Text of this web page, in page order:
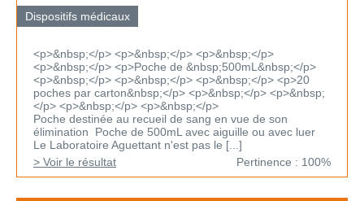
Dispositifs médicaux
<p>&nbsp;</p> <p>&nbsp;</p> <p>&nbsp;</p>
<p>&nbsp;</p> <p>Poche de &nbsp;500mL&nbsp;</p>
<p>&nbsp;</p> <p>&nbsp;</p> <p>&nbsp;</p> <p>20
poches par carton&nbsp;</p> <p>&nbsp;</p> <p>&nbsp;
</p> <p>&nbsp;</p> <p>&nbsp;</p>
Poche destinée au recueil de sang en vue de son
élimination Poche de 500mL avec aiguille ou avec luer
Le Laboratoire Aguettant n'est pas le [...]
> Voir le résultat
Pertinence : 100%